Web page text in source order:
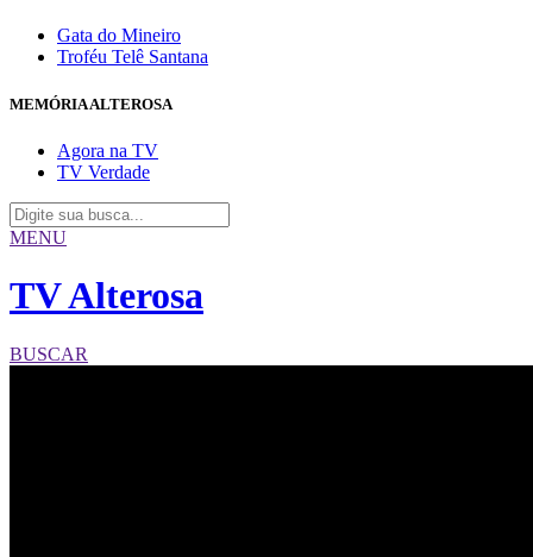
Gata do Mineiro
Troféu Telê Santana
MEMÓRIA ALTEROSA
Agora na TV
TV Verdade
MENU
TV Alterosa
BUSCAR